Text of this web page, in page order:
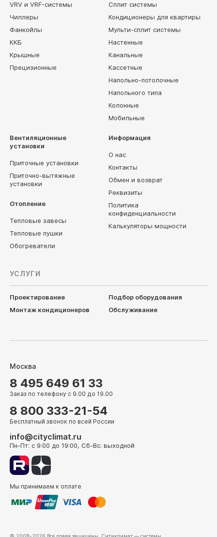
VRV и VRF-системы
Чиллеры
Фанкойлы
ККБ
Крышные
Прецизионные
Сплит системы
Кондиционеры для квартиры
Мульти-сплит системы
Настенные
Канальные
Кассетные
Напольно-потолочные
Напольного типа
Колонные
Мобильные
Вентиляционные
установки
Приточные установки
Приточно-вытяжные
установки
Отопление
Тепловые завесы
Тепловые пушки
Обогреватели
Информация
О нас
Контакты
Обмен и возврат
Реквизиты
Политика
конфиденциальности
Калькуляторы мощности
УСЛУГИ
Проектирование
Подбор оборудования
Монтаж кондиционеров
Обслуживание
Москва
8 495 649 61 33
Заказ по телефону с 9.00 до 19.00
8 800 333-21-54
Бесплатный звонок по всей России
info@cityclimat.ru
Пн-Пт: с 9:00 до 19:00, Сб-Вс: выходной
Мы принимаем к оплате